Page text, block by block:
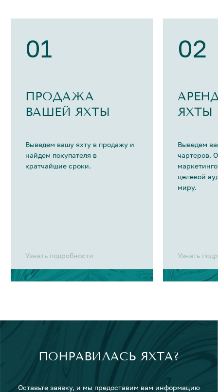
01
ПРОДАЖА
ВАШЕЙ ЯХТЫ
Выведем вашу яхту в продажу и
найдем покупателя в
кратчайшие сроки.
Узнать подробности
02
ЯХТЫ
Выведем
чартеров.
целевой
миру.
Узнать
ПОНРАВИЛАСЬ ЯХТА?
Оставьте заявку, и мы предоставим вам информацию